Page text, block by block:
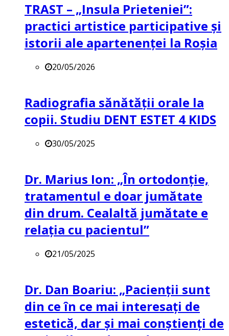
TRAST – „Insula Prieteniei”:
practici artistice participative și
istorii ale apartenenței la Roșia
20/05/2026
Radiografia sănătății orale la
copii. Studiu DENT ESTET 4 KIDS
30/05/2025
Dr. Marius Ion: „În ortodonție,
tratamentul e doar jumătate
din drum. Cealaltă jumătate e
relația cu pacientul”
21/05/2025
Dr. Dan Boariu: „Pacienții sunt
din ce în ce mai interesați de
estetică, dar și mai conștienți de